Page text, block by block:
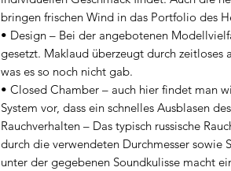
bringen frischen Wind in das Portfolio des
• Design – Bei der angebotenen
gesetzt. Maklaud überzeugt durch
was es so noch nicht gab.
• Closed Chamber – auch hier findet man
System vor, dass ein schnelles Ausblasen
Rauchverhalten – Das typisch russische
durch die verwendeten Durchmesser sowie
unter der gegebenen Soundkulisse macht